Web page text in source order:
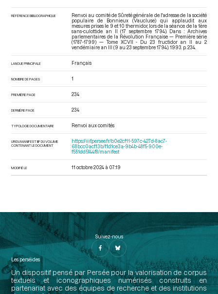
RÉFÉRENCE BIBLIOGRAPHIQUE
Renvoi au comité de Sûreté générale de l'adresse de la société
populaire de Bonnieux (Vaucluse) qui applaudit aux
mesures prises le 9 et 10 thermidor, lors de la séance de la 1ère
sans-culottide an II (17 septembre 1794). Dans : Archives
parlementaires de la Révolution Française — Première série
(1787-1799) — Tome XCVII - Du 23 fructidor an II au 2
vendémiaire an III (9 au 23 septembre 1794) . 1993. p. 234.
LANGUE PRINCIPALE Français
NOMBRE DE PAGES 1
PREMIÈRE PAGE 234
DERNIÈRE PAGE 234
TYPOLOGIE DOCUMENTAIRE Renvoi aux comités
URI DU MANIFEST IIIF DU VOLUME
CONTENANT LE DOCUMENT
https://iiif.persee.fr/b0e2cf11-597c-427d-8ac7-
68bcc0acf13b/f1d1ce3a-9b4b-48f5-900e-
f551dd5f44f8/manifest
MODIFIÉ LE 11 octobre 2024 à 07:19
Suivez-nous
Les perséides
Un dispositif pensé par Persée pour la valorisation de corpus
textuels et iconographiques numérisés construits en
partenariat avec des équipes de recherche et des institutions